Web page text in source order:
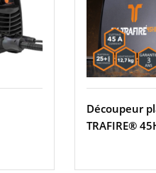
Découpeur
TRAFIRE®